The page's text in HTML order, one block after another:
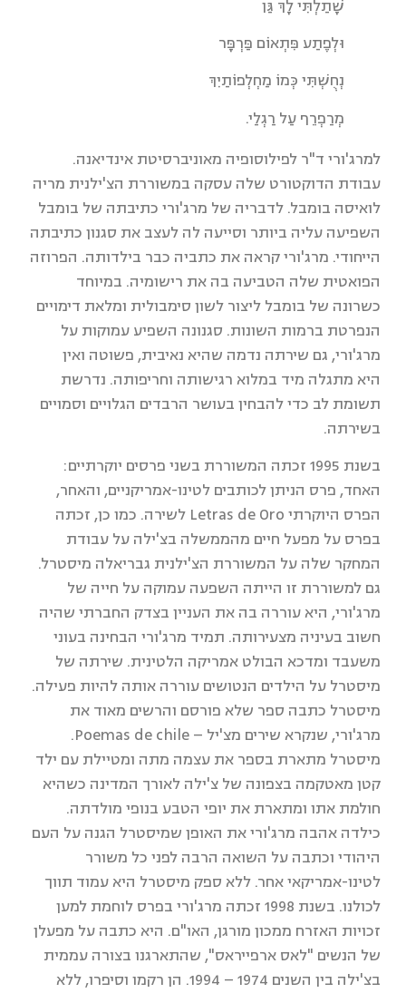
שָׁתַלְתִּי לָךְ גַּן
וּלְפֶתַע פִּתְאוֹם פַּרְפָּר
נְחֻשְׁתִּי כְּמוֹ מַחְלְפוֹתַיִךְ
מְרַפְרֵף עַל רַגְלַי.
למרג'ורי ד"ר לפילוסופיה מאוניברסיטת אינדיאנה.
עבודת הדוקטורט שלה עסקה במשוררת הצ'ילנית מריה
לואיסה בומבל. לדבריה של מרג'ורי כתיבתה של בומבל
השפיעה עליה ביותר וסייעה לה לעצב את סגנון כתיבתה
הייחודי. מרג'ורי קראה את כתביה כבר בילדותה. הפרוזה
הפואטית שלה הטביעה בה את רישומיה. במיוחד
כשרונה של בומבל ליצור לשון סימבולית ומלאת דימויים
הנפרטת ברמות השונות. סגנונה השפיע עמוקות על
מרג'ורי, גם שירתה נדמה שהיא נאיבית, פשוטה ואין
היא מתגלה מיד במלוא רגישותה וחריפותה. נדרשת
תשומת לב כדי להבחין בעושר הרבדים הגלויים וסמויים
בשירתה.
בשנת 1995 זכתה המשוררת בשני פרסים יוקרתיים:
האחד, פרס הניתן לכותבים לטינו-אמריקניים, והאחר,
הפרס היוקרתי Letras de Oro לשירה. כמו כן, זכתה
בפרס על מפעל חיים מהממשלה בצ'ילה על עבודת
המחקר שלה על המשוררת הצ'ילנית גבריאלה מיסטרל.
גם למשוררת זו הייתה השפעה עמוקה על חייה של
מרג'ורי, היא עוררה בה את העניין בצדק החברתי שהיה
חשוב בעיניה מצעירותה. תמיד מרג'ורי הבחינה בעוני
משעבד ומדכא הבולט אמריקה הלטינית. שירתה של
מיסטרל על הילדים הנטושים עוררה אותה להיות פעילה.
מיסטרל כתבה ספר שלא פורסם והרשים מאוד את
מרג'ורי, שנקרא שירים מצ'יל – Poemas de chile.
מיסטרל מתארת בספר את עצמה מתה ומטיילת עם ילד
קטן מאטקמה בצפונה של צ'ילה לאורך המדינה כשהיא
חולמת אתו ומתארת את יופי הטבע בנופי מולדתה.
כילדה אהבה מרג'ורי את האופן שמיסטרל הגנה על העם
היהודי וכתבה על השואה הרבה לפני כל משורר
לטינו-אמריקאי אחר. ללא ספק מיסטרל היא עמוד תווך
לכולנו. בשנת 1998 זכתה מרג'ורי בפרס לוחמת למען
זכויות האזרח ממכון מורגן, האו"ם. היא כתבה על מפעלן
של הנשים "לאס ארפייראס", שהתארגנו בצורה עממית
בצ'ילה בין השנים 1974 – 1994. הן רקמו וסיפרו, ללא